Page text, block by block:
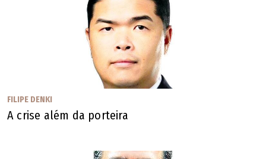
Os artigos publicados não refletem a opinião de O
POPULAR. Sua publicação obedece ao propósito de
estimular e fomentar a diversidade e o debate de
temas locais, nacionais ou mundiais.
FILIPE DENKI
A crise além da porteira